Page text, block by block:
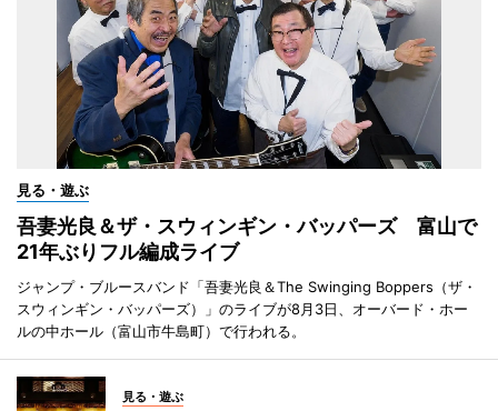
見る・遊ぶ
吾妻光良＆ザ・スウィンギン・バッパーズ 富山で
21年ぶりフル編成ライブ
ジャンプ・ブルースバンド「吾妻光良＆The Swinging Boppers（ザ・
スウィンギン・バッパーズ）」のライブが8月3日、オーバード・ホー
ルの中ホール（富山市牛島町）で行われる。
見る・遊ぶ